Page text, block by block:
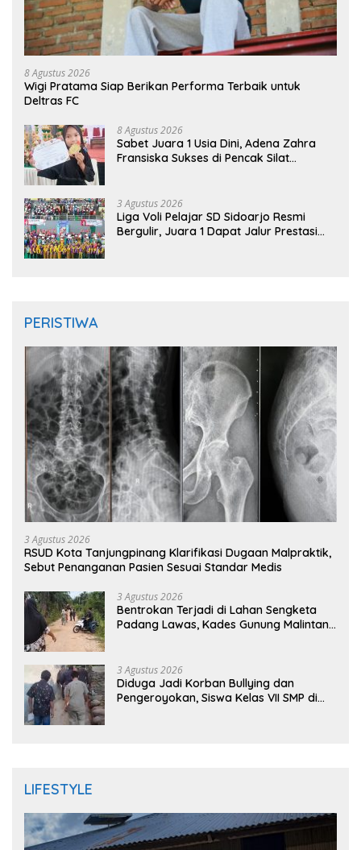
8 Agustus 2026
Wigi Pratama Siap Berikan Performa Terbaik untuk
Deltras FC
8 Agustus 2026
Sabet Juara 1 Usia Dini, Adena Zahra
Fransiska Sukses di Pencak Silat
3 Agustus 2026
Liga Voli Pelajar SD Sidoarjo Resmi
Bergulir, Juara 1 Dapat Jalur Prestasi
PERISTIWA
3 Agustus 2026
RSUD Kota Tanjungpinang Klarifikasi Dugaan Malpraktik,
Sebut Penanganan Pasien Sesuai Standar Medis
3 Agustus 2026
Bentrokan Terjadi di Lahan Sengketa
Padang Lawas, Kades Gunung Malintang
3 Agustus 2026
Diduga Jadi Korban Bullying dan
Pengeroyokan, Siswa Kelas VII SMP di
LIFESTYLE